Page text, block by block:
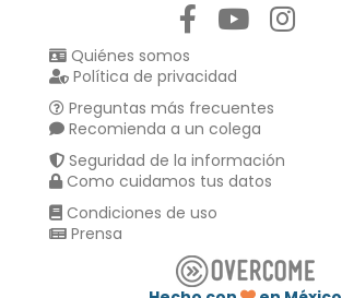
Quiénes somos
Política de privacidad
Preguntas más frecuentes
Recomienda a un colega
Seguridad de la información
Como cuidamos tus datos
Condiciones de uso
Prensa